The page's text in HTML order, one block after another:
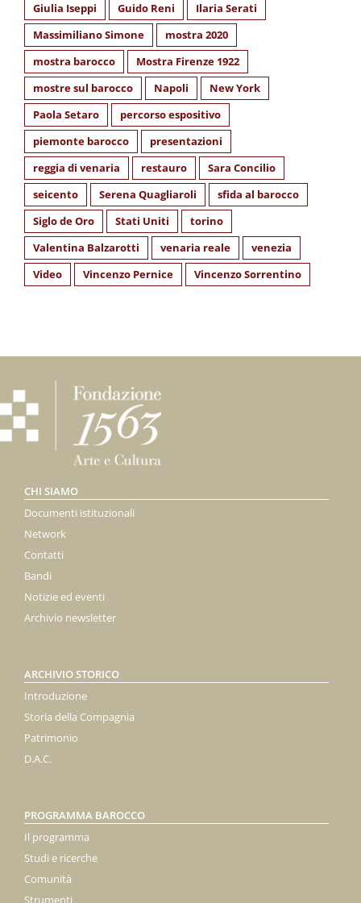
Giulia Iseppi
Guido Reni
Ilaria Serati
Massimiliano Simone
mostra 2020
mostra barocco
Mostra Firenze 1922
mostre sul barocco
Napoli
New York
Paola Setaro
percorso espositivo
piemonte barocco
presentazioni
reggia di venaria
restauro
Sara Concilio
seicento
Serena Quagliaroli
sfida al barocco
Siglo de Oro
Stati Uniti
torino
Valentina Balzarotti
venaria reale
venezia
Video
Vincenzo Pernice Vincenzo Sorrentino
CHI SIAMO
Documenti istituzionali
Network
Contatti
Bandi
Notizie ed eventi
Archivio newsletter
ARCHIVIO STORICO
Introduzione
Storia della Compagnia
Patrimonio
D.A.C.
PROGRAMMA BAROCCO
Il programma
Studi e ricerche
Comunità
Strumenti